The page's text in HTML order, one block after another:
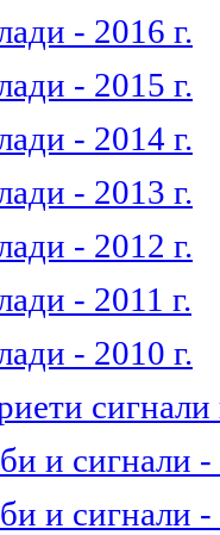
- 2016 г.
- 2015 г.
- 2014 г.
- 2013 г.
- 2012 г.
- 2011 г.
- 2010 г.
и сигнали -
и сигнали -